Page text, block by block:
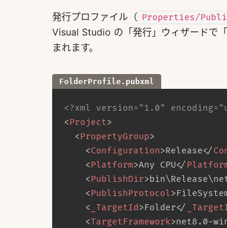
発行プロファイル（ Properties/
Visual Studio の「発行」ウィザードで
まれます。
FolderProfile.pubxml
<?xml version="1.0"
<Project>
<PropertyGroup>
<Configuration>Release</
<Platform>Any CPU</
<PublishDir>
<PublishProtocol>
< _TargetId>Folder</
<TargetFramework>net8.0-